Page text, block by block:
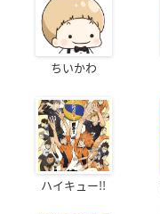
ちいかわ
ハイキュー!!